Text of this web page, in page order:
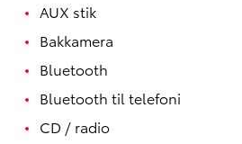
AUX stik
Bakkamera
Bluetooth
Bluetooth til telefoni
CD / radio